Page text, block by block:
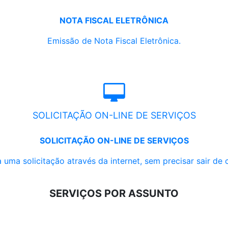
NOTA FISCAL ELETRÔNICA
Emissão de Nota Fiscal Eletrônica.
SOLICITAÇÃO ON-LINE DE SERVIÇOS
SOLICITAÇÃO ON-LINE DE SERVIÇOS
uma solicitação através da internet, sem precisar sair de
SERVIÇOS POR ASSUNTO